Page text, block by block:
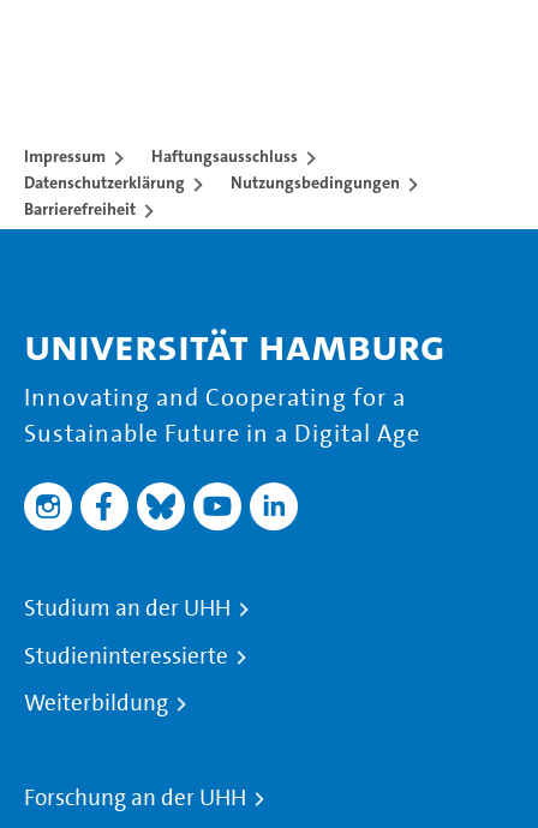
Impressum
Haftungsausschluss
Datenschutzerklärung
Nutzungsbedingungen
Barrierefreiheit
Universität Hamburg
Innovating and Cooperating for a
Sustainable Future in a Digital Age
Studium an der UHH
Studieninteressierte
Weiterbildung
Forschung an der UHH